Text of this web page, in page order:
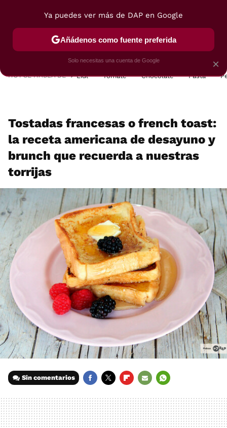
POSTRES VIAJES SELECCIÓN VEGUI
HOY SE HABLA DE Lidl Tomate Chocolate Pasta
Tostadas francesas o french toast:
la receta americana de desayuno y
brunch que recuerda a nuestras
torrijas
Sin comentarios
MAIL
×
Ya puedes ver más de DAP en Google
Añádenos como fuente preferida
Solo necesitas una cuenta de Google